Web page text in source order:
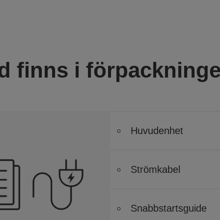
finns i
Huvudenhet
Strömkabel
Snabbstartsguide